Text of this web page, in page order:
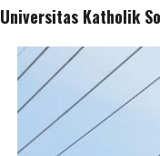
Universitas Katholik